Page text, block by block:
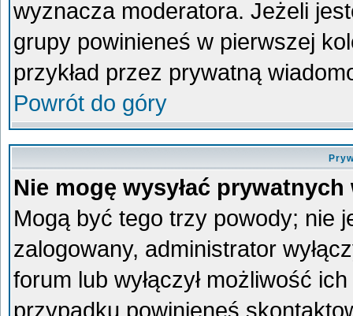
wyznacza moderatora. Jeżeli
grupy powinieneś w pierwszej
przykład przez prywatną
Powrót do góry
Nie mogę wysyłać
Mogą być tego trzy powody; nie
zalogowany, administrator
forum lub wyłączył możliwość
przypadku powinieneś